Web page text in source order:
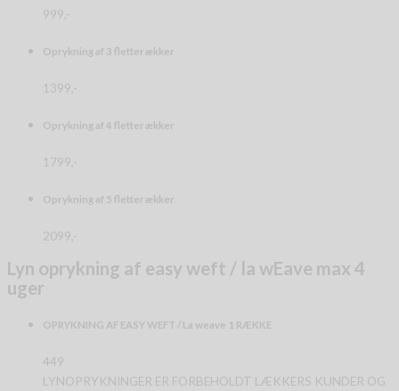
999,-
Oprykning af 3 fletterækker
1399,-
Oprykning af 4 fletterækker
1799,-
Oprykning af 5 fletterækker
2099,-
Lyn oprykning af easy weft / la wEave max 4
uger
OPRYKNING AF EASY WEFT / La weave 1 RÆKKE
449
LYNOPRYKNINGER ER FORBEHOLDT LÆKKERS KUNDER OG